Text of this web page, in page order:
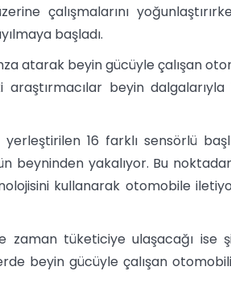
çalışmalarını
başladı.
atarak beyin gücüyle çalışan
araştırmacılar beyin
16 farklı sensörlü
beyninden yakalıyor. Bu
kullanarak otomobile
zaman tüketiciye ulaşacağı ise
beyin gücüyle çalışan